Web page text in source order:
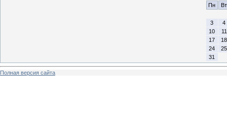
Пн
Вт
3
4
10
11
17
18
24
25
31
Полная версия сайта